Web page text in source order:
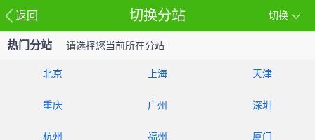
返回 切换
切换分站
热门分站 请选择您当前所在分站
北京 上海 天津
重庆 广州 深圳
杭州 福州 厦门